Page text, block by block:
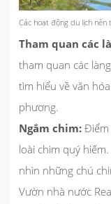
Các hoạt động du lịch nên
Tham quan các
tham quan các
tìm hiểu về văn
phương.
Ngắm chim: Điểm
loài chim quý
nhìn những chú
Vườn nhà nước